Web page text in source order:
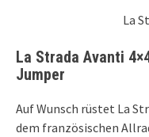
La
La Strada Avanti
Jumper
Auf Wunsch rüstet La
dem französischen